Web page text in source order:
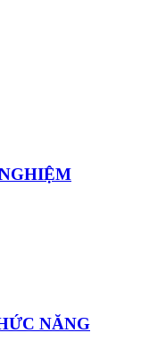
NĂNG